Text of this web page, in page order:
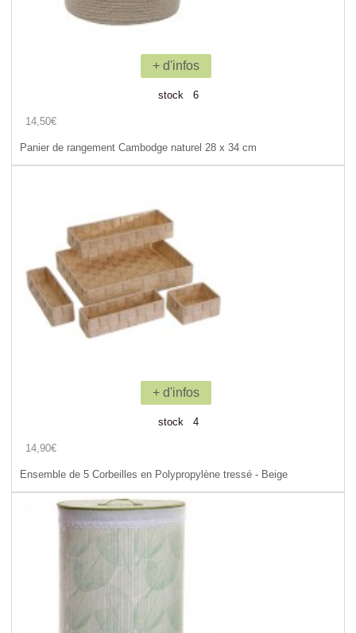
+ d'infos
stock 6
14,50€
Panier de rangement Cambodge naturel 28 x 34 cm
+ d'infos
stock 4
14,90€
Ensemble de 5 Corbeilles en Polypropylène tressé - Beige